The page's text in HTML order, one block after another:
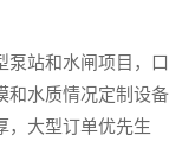
泵站和水闸项目，口
和水质情况定制设备
，大型订单优先生